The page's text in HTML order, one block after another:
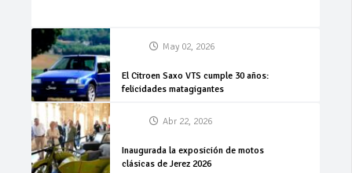
May 02, 2026
El Citroen Saxo VTS cumple 30 años:
felicidades matagigantes
Abr 22, 2026
Inaugurada la exposición de motos
clásicas de Jerez 2026